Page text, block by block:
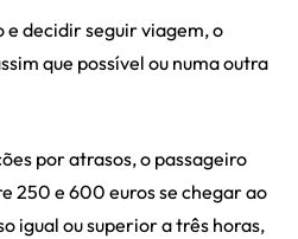
e decidir seguir viagem, o
que possível ou numa outra
por atrasos, o passageiro
250 e 600 euros se chegar ao
igual ou superior a três horas,